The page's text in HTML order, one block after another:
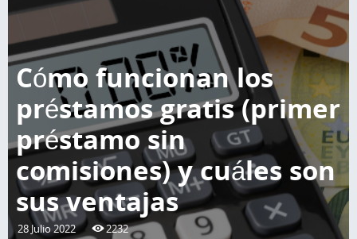
Cómo funcionan los
préstamos gratis (primer
préstamo sin
comisiones) y cuáles son
sus ventajas
28 Julio 2022 2232